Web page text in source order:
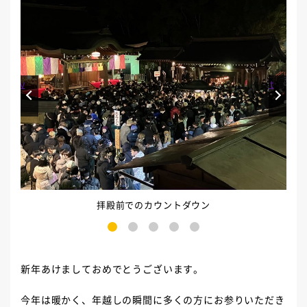
拝殿前でのカウントダウン
3 4 5
Prev Next
新年あけましておめでとうございます。
今年は暖かく、年越しの瞬間に多くの方にお参りいただき